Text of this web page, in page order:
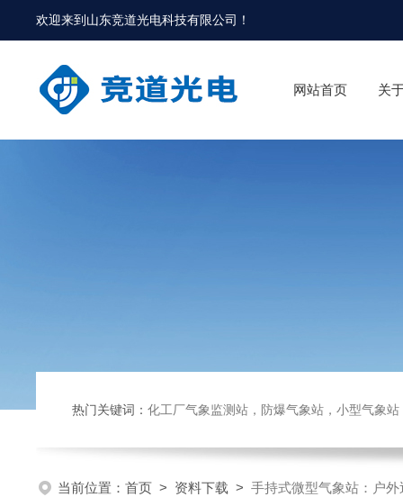
欢迎来到 山东竞道光电科技有限公司 ！
网站首页 关
热门关键词： 化工厂气象监测站，防爆气象站，小型气象站，化
当前位置： 首页 > 资料下载 > 手持式微型气象站：户